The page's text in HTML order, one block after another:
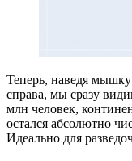
Теперь, наведя
справа, мы сразу
млн человек,
остался абсолютно
Идеально для